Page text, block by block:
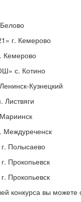
г. Кемерово
с. Котино
Кузнецкий
Полысаево
Прокопьевск
Прокопьевск
конкурса вы можете